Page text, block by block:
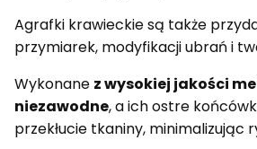
Agrafki krawieckie są także
przymiarek, modyfikacji ubrań i
Wykonane z wysokiej jakości
niezawodne, a ich ostre
przekłucie tkaniny, minimalizując